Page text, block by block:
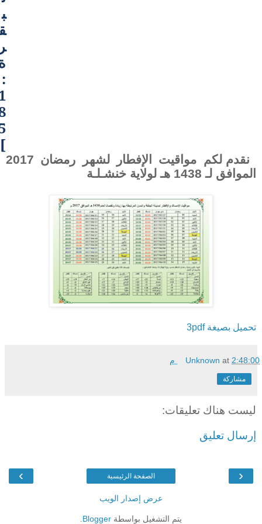
ب
:
]
نقدم لكم مواقيت الإفطار لشهر رمضان 2017
الموافق لـ 1438 هـ لولاية
خنشـلـة
تحميل بصيغةpdf
3
Unknown at 2:48:00 م
مشاركة
ليست هناك تعليقات:
إرسال تعليق
‹
› الصفحة الرئيسية
عرض إصدار الويب
يتم التشغيل بواسطة Blogger